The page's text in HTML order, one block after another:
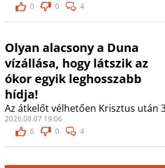
0
0 4
Olyan alacsony a Duna
vízállása, hogy látszik az
ókor egyik leghosszabb
hídja!
Az átkelőt vélhetően Krisztus után
2026.08.07 19:06
6
0 4